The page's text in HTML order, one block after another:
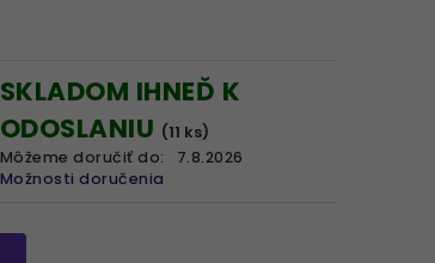
SKLADOM IHNEĎ K
ODOSLANIU (11 ks)
Môžeme doručiť do:
7.8.2026
Možnosti doručenia